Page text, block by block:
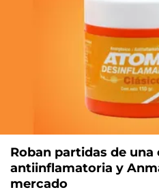
Roban partidas de
antiinflamatoria y
mercado